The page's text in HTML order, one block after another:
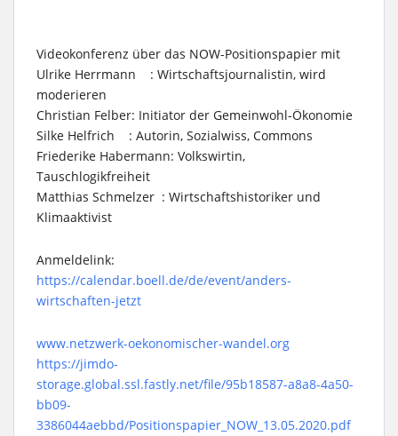
Videokonferenz über das NOW-Positionspapier mit
Ulrike Herrmann : Wirtschaftsjournalistin, wird
moderieren
Christian Felber: Initiator der Gemeinwohl-Ökonomie
Silke Helfrich : Autorin, Sozialwiss, Commons
Friederike Habermann: Volkswirtin,
Tauschlogikfreiheit
Matthias Schmelzer : Wirtschaftshistoriker und
Klimaaktivist
Anmeldelink:
https://calendar.boell.de/de/event/anders-
wirtschaften-jetzt
www.netzwerk-oekonomischer-wandel.org
https://jimdo-
storage.global.ssl.fastly.net/file/95b18587-a8a8-4a50-
bb09-
3386044aebbd/Positionspapier_NOW_13.05.2020.pdf